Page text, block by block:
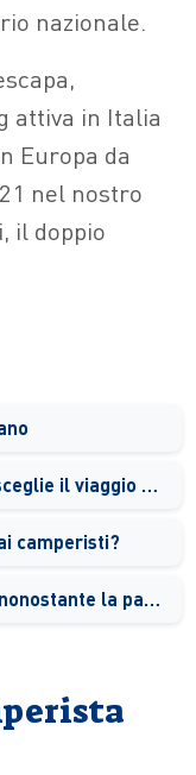
nazionale.
attiva in Italia
Europa da
nel nostro
il doppio
Tipo di viaggio: quasi la metà sceglie il viaggio di coppia
camperisti?
Camper sharing inarrestabile nonostante la pandemia